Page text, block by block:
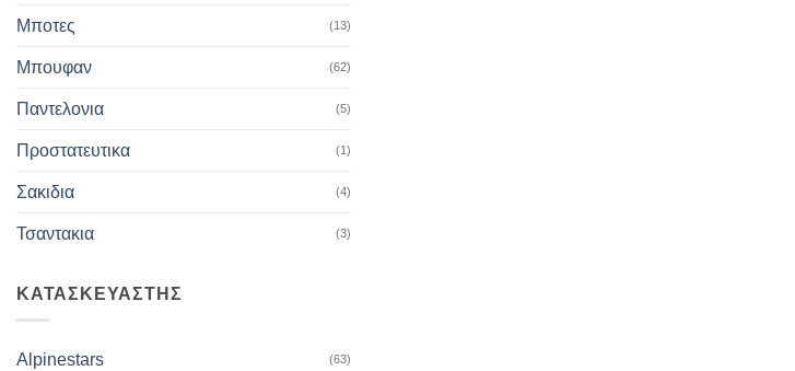
Μποτες (13)
Μπουφαν (62)
Παντελονια (5)
Προστατευτικα (1)
Σακιδια (4)
Τσαντακια (3)
ΚΑΤΑΣΚΕΥΑΣΤΗΣ
Alpinestars (63)